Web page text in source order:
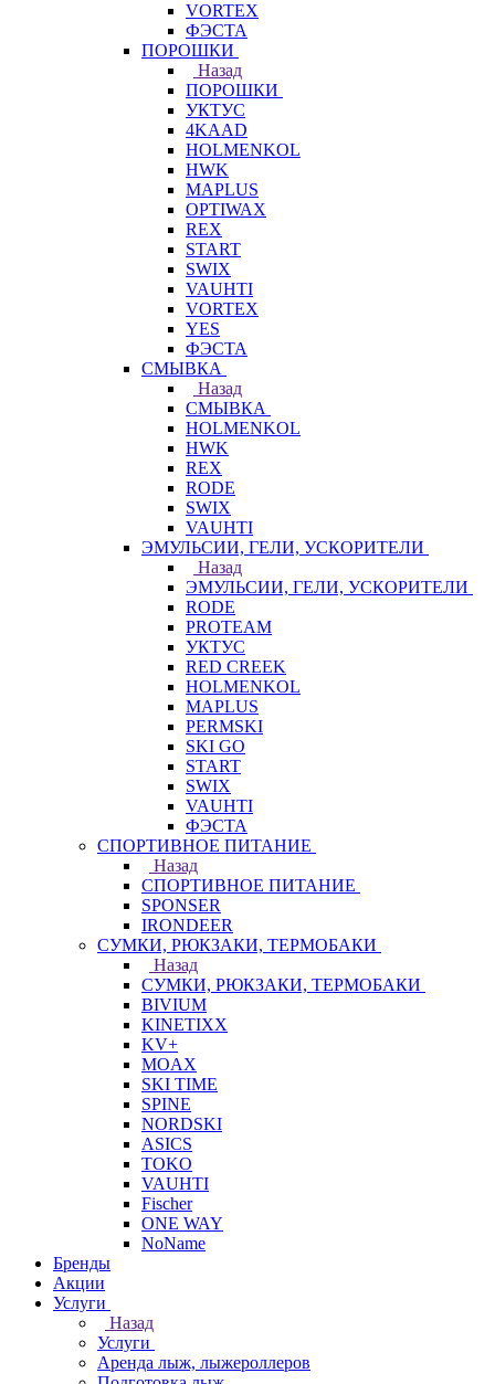
VORTEX
ФЭСТА
ПОРОШКИ
Назад
ПОРОШКИ
УКТУС
4KAAD
HOLMENKOL
HWK
MAPLUS
OPTIWAX
REX
START
SWIX
VAUHTI
VORTEX
YES
ФЭСТА
СМЫВКА
Назад
СМЫВКА
HOLMENKOL
HWK
REX
RODE
SWIX
VAUHTI
ЭМУЛЬСИИ, ГЕЛИ, УСКОРИТЕЛИ
Назад
ЭМУЛЬСИИ, ГЕЛИ, УСКОРИТЕЛИ
RODE
PROTEAM
УКТУС
RED CREEK
HOLMENKOL
MAPLUS
PERMSKI
SKI GO
START
SWIX
VAUHTI
ФЭСТА
СПОРТИВНОЕ ПИТАНИЕ
Назад
СПОРТИВНОЕ ПИТАНИЕ
SPONSER
IRONDEER
СУМКИ, РЮКЗАКИ, ТЕРМОБАКИ
Назад
СУМКИ, РЮКЗАКИ, ТЕРМОБАКИ
BIVIUM
KINETIXX
KV+
MOAX
SKI TIME
SPINE
NORDSKI
ASICS
TOKO
VAUHTI
Fischer
ONE WAY
NoName
Бренды
Акции
Услуги
Назад
Услуги
Аренда лыж, лыжероллеров